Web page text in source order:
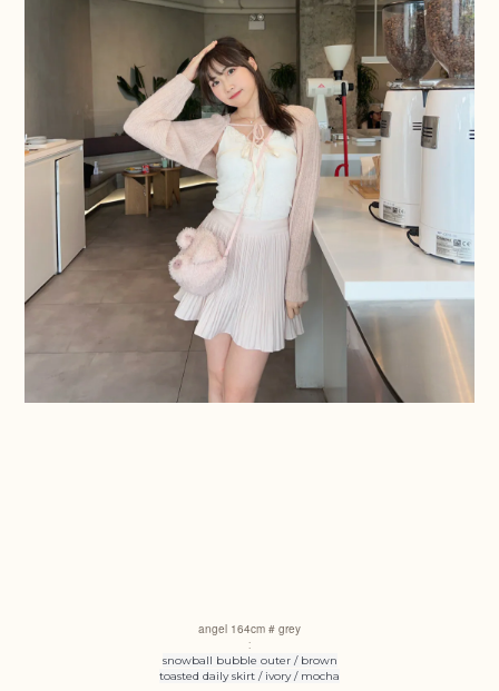
angel 164cm # grey
:
snowball bubble outer / brown
toasted daily skirt / ivory / mocha